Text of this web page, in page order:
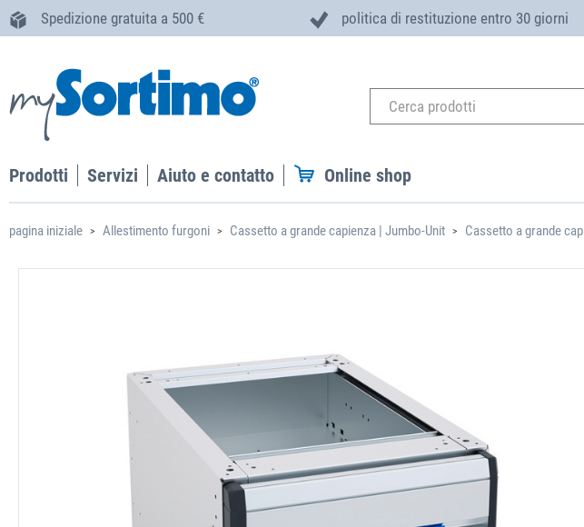
Spedizione gratuita a 500 € politica di restituzione entro 30 giorni
Prodotti Servizi Aiuto e contatto Online shop
pagina iniziale Allestimento furgoni Cassetto a grande capienza | Jumbo-Unit Cassetto a grande